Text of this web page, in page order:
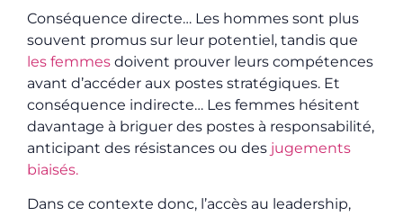
Conséquence directe… Les hommes sont plus
souvent promus sur leur potentiel, tandis que
les femmes doivent prouver leurs compétences
avant d’accéder aux postes stratégiques. Et
conséquence indirecte… Les femmes hésitent
davantage à briguer des postes à responsabilité,
anticipant des résistances ou des jugements
biaisés.
Dans ce contexte donc, l’accès au leadership,